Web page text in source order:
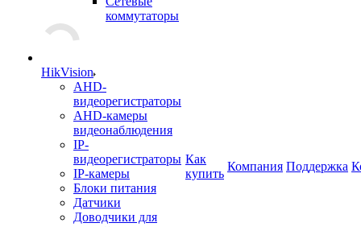
коммутаторы
HikVision
AHD-
видеорегистраторы
AHD-камеры
видеонаблюдения
IP-
видеорегистраторы
IP-камеры
Блоки питания
Датчики
Доводчики для
Как
купить
Компания Поддержка